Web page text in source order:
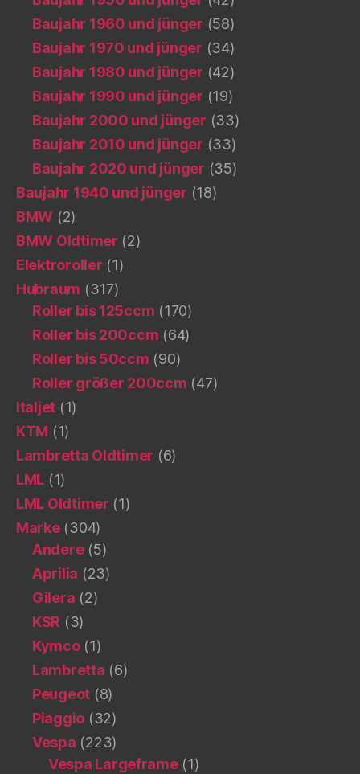
Baujahr 1960 und jünger (58)
Baujahr 1970 und jünger (34)
Baujahr 1980 und jünger (42)
Baujahr 1990 und jünger (19)
Baujahr 2000 und jünger (33)
Baujahr 2010 und jünger (33)
Baujahr 2020 und jünger (35)
Baujahr 1940 und jünger (18)
BMW (2)
BMW Oldtimer (2)
Elektroroller (1)
Hubraum (317)
Roller bis 125ccm (170)
Roller bis 200ccm (64)
Roller bis 50ccm (90)
Roller größer 200ccm (47)
Italjet (1)
KTM (1)
Lambretta Oldtimer (6)
LML (1)
LML Oldtimer (1)
Marke(304)
Andere(5)
Aprilia (23)
Gilera (2)
KSR (3)
Kymco(1)
Lambretta (6)
Peugeot (8)
Piaggio (32)
Vespa (223)
Vespa Largeframe(1)